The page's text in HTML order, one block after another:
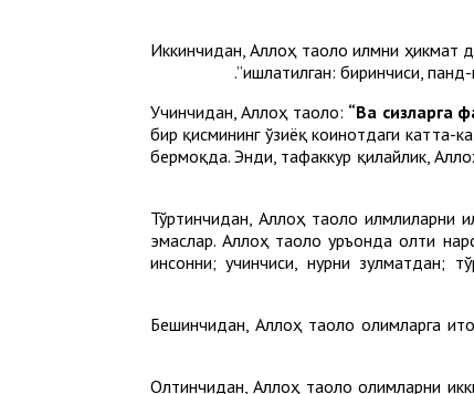
Иккинчидан, Аллоҳ таоло илмни ҳикмат
ишлатилган: биринчиси,
Учинчидан, Аллоҳ таоло: “Ва сизларга
бир қисмининг ўзиёқ коинотдаги
бермоқда. Энди, тафаккур қилайлик,
Тўртинчидан, Аллоҳ таоло илмлиларни
эмаслар. Аллоҳ таоло Қуръонда олти
инсонни; учинчиси, нурни зулматдан;
Бешинчидан, Аллоҳ таоло олимларга
Олтинчидан, Аллоҳ таоло олимларни